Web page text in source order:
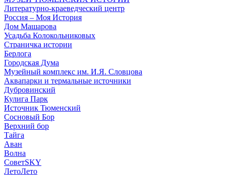
Литературно-краеведческий центр
Россия – Моя История
Дом Машарова
Усадьба Колокольниковых
Страничка истории
Берлога
Городская Дума
Музейный комплекс им. И.Я. Словцова
Аквапарки и термальные источники
Дубровинский
Кулига Парк
Источник Тюменский
Сосновый Бор
Верхний бор
Тайга
Аван
Волна
СоветSKY
ЛетоЛето